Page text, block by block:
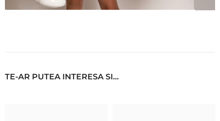
TE-AR PUTEA INTERESA SI...